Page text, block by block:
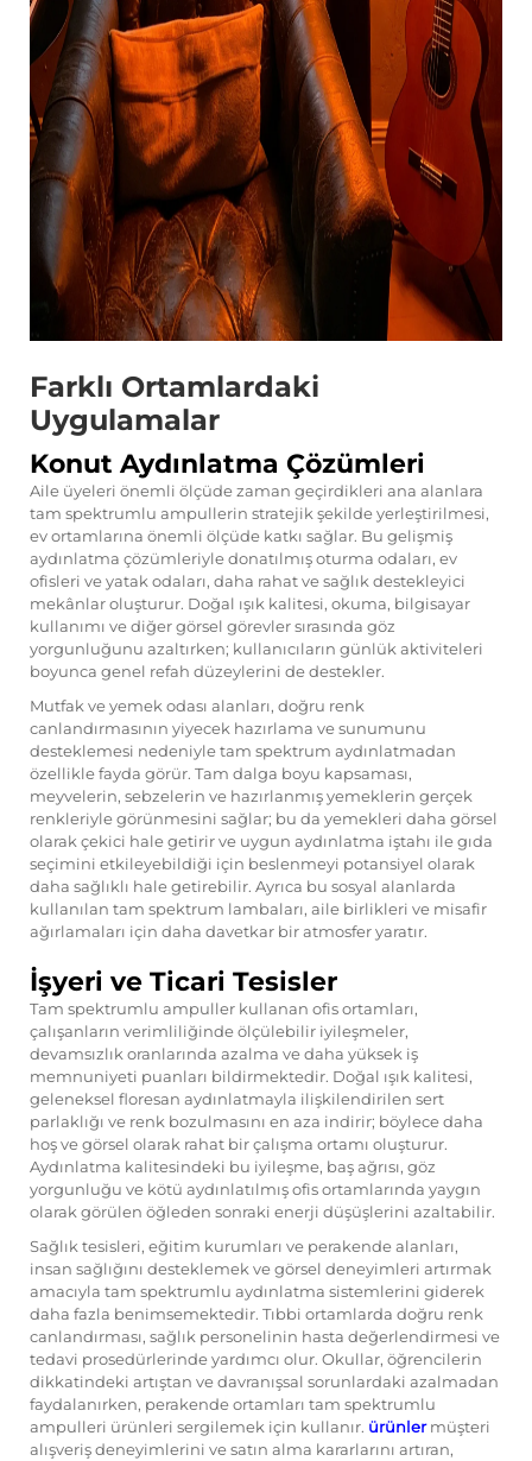
Farklı Ortamlardaki
Uygulamalar
Konut Aydınlatma Çözümleri
Aile üyeleri önemli ölçüde zaman geçirdikleri ana alanlara
tam spektrumlu ampullerin stratejik şekilde yerleştirilmesi,
ev ortamlarına önemli ölçüde katkı sağlar. Bu gelişmiş
aydınlatma çözümleriyle donatılmış oturma odaları, ev
ofisleri ve yatak odaları, daha rahat ve sağlık destekleyici
mekânlar oluşturur. Doğal ışık kalitesi, okuma, bilgisayar
kullanımı ve diğer görsel görevler sırasında göz
yorgunluğunu azaltırken; kullanıcıların günlük aktiviteleri
boyunca genel refah düzeylerini de destekler.
Mutfak ve yemek odası alanları, doğru renk
canlandırmasının yiyecek hazırlama ve sunumunu
desteklemesi nedeniyle tam spektrum aydınlatmadan
özellikle fayda görür. Tam dalga boyu kapsaması,
meyvelerin, sebzelerin ve hazırlanmış yemeklerin gerçek
renkleriyle görünmesini sağlar; bu da yemekleri daha görsel
olarak çekici hale getirir ve uygun aydınlatma iştahı ile gıda
seçimini etkileyebildiği için beslenmeyi potansiyel olarak
daha sağlıklı hale getirebilir. Ayrıca bu sosyal alanlarda
kullanılan tam spektrum lambaları, aile birlikleri ve misafir
ağırlamaları için daha davetkar bir atmosfer yaratır.
İşyeri ve Ticari Tesisler
Tam spektrumlu ampuller kullanan ofis ortamları,
çalışanların verimliliğinde ölçülebilir iyileşmeler,
devamsızlık oranlarında azalma ve daha yüksek iş
memnuniyeti puanları bildirmektedir. Doğal ışık kalitesi,
geleneksel floresan aydınlatmayla ilişkilendirilen sert
parlaklığı ve renk bozulmasını en aza indirir; böylece daha
hoş ve görsel olarak rahat bir çalışma ortamı oluşturur.
Aydınlatma kalitesindeki bu iyileşme, baş ağrısı, göz
yorgunluğu ve kötü aydınlatılmış ofis ortamlarında yaygın
olarak görülen öğleden sonraki enerji düşüşlerini azaltabilir.
Sağlık tesisleri, eğitim kurumları ve perakende alanları,
insan sağlığını desteklemek ve görsel deneyimleri artırmak
amacıyla tam spektrumlu aydınlatma sistemlerini giderek
daha fazla benimsemektedir. Tıbbi ortamlarda doğru renk
canlandırması, sağlık personelinin hasta değerlendirmesi ve
tedavi prosedürlerinde yardımcı olur. Okullar, öğrencilerin
dikkatindeki artıştan ve davranışsal sorunlardaki azalmadan
faydalanırken, perakende ortamları tam spektrumlu
ampulleri ürünleri sergilemek için kullanır. ürünlermüşteri
alışveriş deneyimlerini ve satın alma kararlarını artıran,